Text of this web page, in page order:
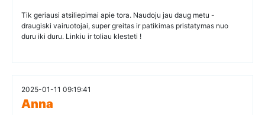
Tik geriausi atsiliepimai apie tora. Naudoju jau daug metu -
draugiski vairuotojai, super greitas ir patikimas pristatymas nuo
duru iki duru. Linkiu ir toliau klesteti !
2025-01-11 09:19:41
Anna